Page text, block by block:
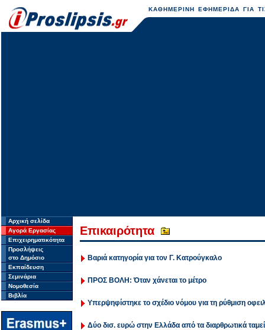
ΚΑΘΗΜΕΡΙΝΗ ΕΦΗΜΕΡΙΔΑ ΓΙΑ
Αρχική σελίδα
Αγορά Εργασίας
Επιχειρηματικότητα
Προσλήψεις
στο Δημόσιο
Εκπαίδευση
Σεμινάρια
Νομοθεσία
Βιβλία
Επικαιρότητα
Βαριά κατηγορία για τον Γ. Κατρούγκαλο
ΠΡΟΣ ΒΟΛΗ: Όταν χάνεται το μέτρο
Υπερψηφίστηκε το σχέδιο νόμου για τη ρύθμιση
Δύο δισ. ευρώ στην Ελλάδα από τα διαρθρωτικά